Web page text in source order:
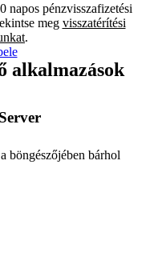
napos pénzvisszafizetési
meg visszatérítési
.
alkalmazások
böngészőjében bárhol